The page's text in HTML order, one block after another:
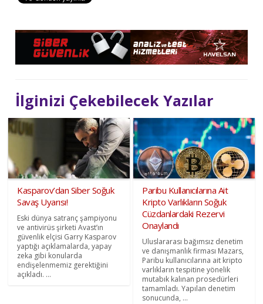
İlginizi Çekebilecek Yazılar
Kasparov’dan Siber Soğuk
Savaş Uyarısı!
Eski dünya satranç şampiyonu
ve antivirüs şirketi Avast’ın
güvenlik elçisi Garry Kasparov
yaptığı açıklamalarda, yapay
zeka gibi konularda
endişelenmemiz gerektiğini
açıkladı. ...
Paribu Kullanıcılarına Ait
Kripto Varlıkların Soğuk
Cüzdanlardaki Rezervi
Onaylandı
Uluslararası bağımsız denetim
ve danışmanlık firması Mazars,
Paribu kullanıcılarına ait kripto
varlıkların tespitine yönelik
mutabık kalınan prosedürleri
tamamladı. Yapılan denetim
sonucunda, ...